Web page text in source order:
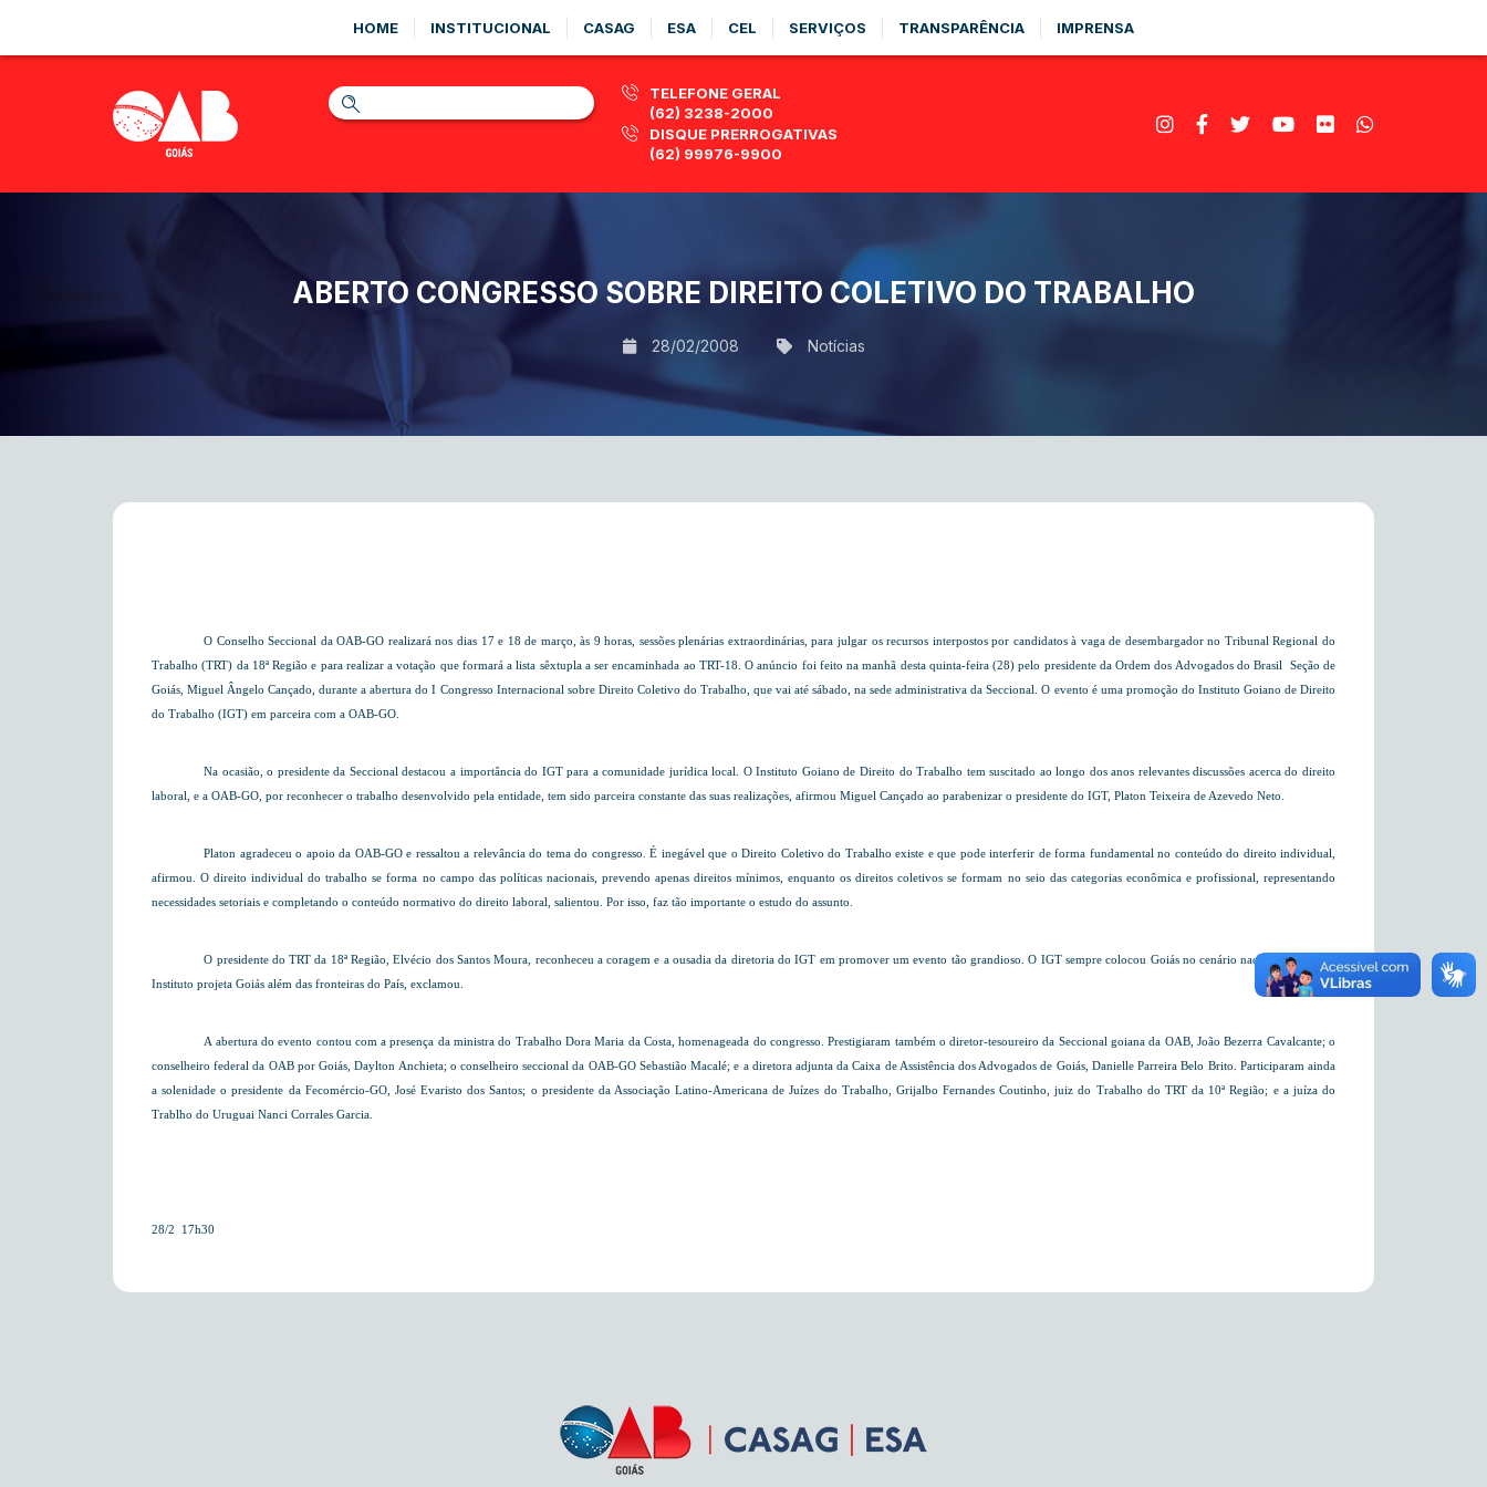
HOME INSTITUCIONAL CASAG ESA CEL SERVIÇOS TRANSPARÊNCIA IMPRENSA
TELEFONE GERAL
(62) 3238-2000
DISQUE PRERROGATIVAS
(62) 99976-9900
ABERTO CONGRESSO SOBRE DIREITO COLETIVO DO TRABALHO
28/02/2008 Notícias
O Conselho Seccional da OAB-GO realizará nos dias 17 e 18 de março, às 9 horas, sessões plenárias extraordinárias, para julgar osrecursos interpostos por candidatos à vaga de desembargador no Tribunal Regional do
Trabalho (TRT) da 18ª Região e para realizar a votação que formará a lista sêxtupla a ser encaminhada ao TRT-18. O anúncio foi feito na manhã desta quinta-feira (28) pelo presidente da Ordem dos Advogados do Brasil  Seção de
Goiás, Miguel Ângelo Cançado, durante a abertura do I Congresso Internacional sobre Direito Coletivo do Trabalho, que vai até sábado, na sede administrativa da Seccional. O evento é uma promoção do Instituto Goiano de Direito
do Trabalho (IGT) em parceira com a OAB-GO.
Na ocasião, o presidente da Seccional destacou a importância do IGT para a comunidade jurídica local. O Instituto Goiano de Direito do Trabalho tem suscitado ao longo dos anos relevantes discussões acerca do direito
laboral, e a OAB-GO, por reconhecer o trabalho desenvolvido pela entidade, tem sido parceira constante das suas realizações, afirmou Miguel Cançado ao parabenizar o presidente do IGT, Platon Teixeira de Azevedo Neto.
Platon agradeceu o apoio da OAB-GO e ressaltou a relevância do tema do congresso. É inegável que o Direito Coletivo do Trabalho existe e que pode interferir de forma fundamental no conteúdo do direito individual,
afirmou. O direito individual do trabalho se forma no campo das políticas nacionais, prevendo apenas direitos mínimos, enquanto os direitos coletivos se formam no seio das categorias econômica e profissional, representando
necessidades setoriais e completando o conteúdo normativo do direito laboral, salientou. Por isso, faz tão importante o estudo do assunto.
O presidente do TRT da 18ª Região, Elvécio dos Santos Moura, reconheceu a coragem e a ousadia da diretoria do IGT em promover um evento tão grandioso. O IGT sempre colocou Goiás no cenário nacional. Agora, o
Instituto projeta Goiás além das fronteiras do País, exclamou.
A abertura do evento contou com a presença da ministra do Trabalho Dora Maria da Costa, homenageada do congresso. Prestigiaram também o diretor-tesoureiro da Seccional goiana da OAB, João Bezerra Cavalcante; o
conselheiro federal da OAB por Goiás, Daylton Anchieta; o conselheiro seccional da OAB-GO Sebastião Macalé; e a diretora adjunta da Caixa de Assistência dos Advogados de Goiás, Danielle Parreira Belo Brito. Participaram ainda
a solenidade o presidente da Fecomércio-GO, José Evaristo dos Santos; o presidente da Associação Latino-Americana de Juízes do Trabalho, Grijalbo Fernandes Coutinho, juiz do Trabalho do TRT da 10ª Região; e a juíza do
Trablho do Uruguai Nanci Corrales Garcia.
28/2  17h30